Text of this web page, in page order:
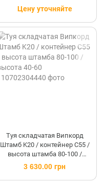
Цену уточняйте
Туя складчатая Випкорд
Штамб K20 / контейнер C55 /
высота штамба 80-100 /
высота 40-60
3 630.00 грн